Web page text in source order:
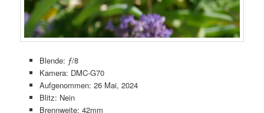
Blende: ƒ/8
Kamera: DMC-G70
Aufgenommen: 26 Mai, 2024
Blitz: Nein
Brennweite: 42mm